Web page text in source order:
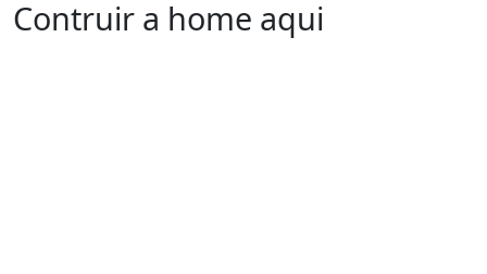
Contruir a home aqui